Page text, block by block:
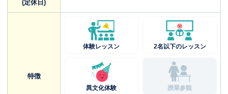
(定休日)
特徴
体験レッスン 2名以下のレッスン
異文化体験 授業参観